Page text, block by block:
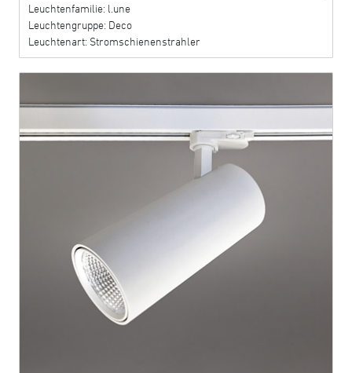
Leuchtenfamilie: l.une
Leuchtengruppe: Deco
Leuchtenart: Stromschienenstrahler